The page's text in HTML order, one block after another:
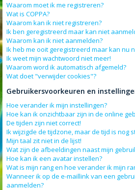
Waarom moet ik me registreren?
Wat is COPPA?
Waarom kan ik niet registreren?
Ik ben geregistreerd maar kan niet
Waarom kan ik niet aanmelden?
Ik heb me ooit geregistreerd maar kan nu
Ik weet mijn wachtwoord niet meer!
Waarom word ik automatisch afgemeld?
Wat doet "verwijder cookies"?
Gebruikersvoorkeuren en
Hoe verander ik mijn instellingen?
Hoe kan ik onzichtbaar zijn in de online
De tijden zijn niet correct!
Ik wijzigde de tijdzone, maar de tijd is nog
Mijn taal zit niet in de lijst!
Wat zijn de afbeeldingen naast mijn
Hoe kan ik een avatar instellen?
Wat is mijn rang en hoe verander ik mijn
Wanneer ik op de e-maillink van een
aanmelden?